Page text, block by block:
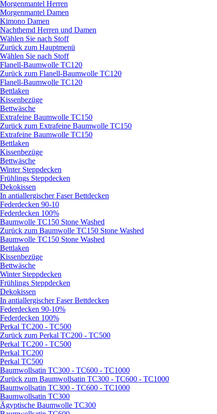
Morgenmantel Herren
Morgenmantel Damen
Kimono Damen
Nachthemd Herren und Damen
Wählen Sie nach Stoff
Zurück zum Hauptmenü
Wählen Sie nach Stoff
Flanell-Baumwolle TC120
Zurück zum Flanell-Baumwolle TC120
Flanell-Baumwolle TC120
Bettlaken
Kissenbezüge
Bettwäsche
Extrafeine Baumwolle TC150
Zurück zum Extrafeine Baumwolle TC150
Extrafeine Baumwolle TC150
Bettlaken
Kissenbezüge
Bettwäsche
Winter Steppdecken
Frühlings Steppdecken
Dekokissen
In antiallergischer Faser Bettdecken
Federdecken 90-10
Federdecken 100%
Baumwolle TC150 Stone Washed
Zurück zum Baumwolle TC150 Stone Washed
Baumwolle TC150 Stone Washed
Bettlaken
Kissenbezüge
Bettwäsche
Winter Steppdecken
Frühlings Steppdecken
Dekokissen
In antiallergischer Faser Bettdecken
Federdecken 90-10%
Federdecken 100%
Perkal TC200 - TC500
Zurück zum Perkal TC200 - TC500
Perkal TC200 - TC500
Perkal TC200
Perkal TC500
Baumwollsatin TC300 - TC600 - TC1000
Zurück zum Baumwollsatin TC300 - TC600 - TC1000
Baumwollsatin TC300 - TC600 - TC1000
Baumwollsatin TC300
Ägyptische Baumwolle TC300